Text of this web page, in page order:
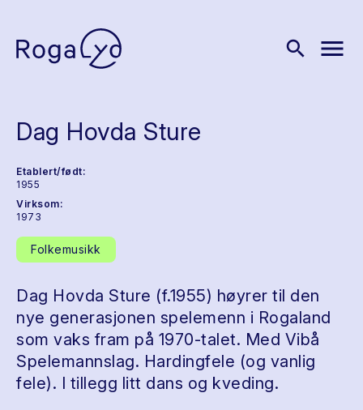
search menu
Dag Hovda Sture
Etablert/født:
1955
Virksom:
1973
Folkemusikk
Dag Hovda Sture (f.1955) høyrer til den
nye generasjonen spelemenn i Rogaland
som vaks fram på 1970-talet. Med Vibå
Spelemannslag. Hardingfele (og vanlig
fele). I tillegg litt dans og kveding.